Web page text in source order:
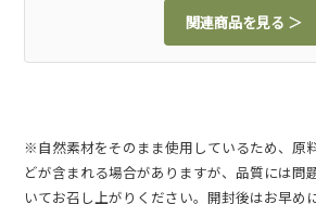
関連商品を見る ＞
※自然素材をそのまま使用しているため、原
どが含まれる場合がありますが、品質には問
いてお召し上がりください。開封後はお早め